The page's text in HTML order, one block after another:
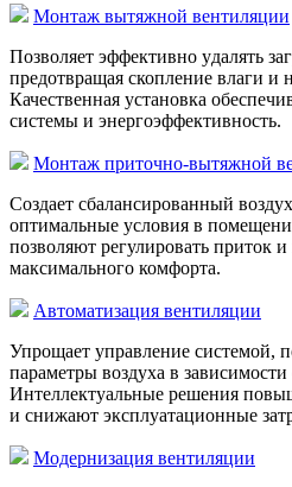
Монтаж вытяжной вентиляции
Позволяет эффективно удалять
предотвращая скопление влаги и
Качественная установка
системы и энергоэффективность.
Монтаж приточно-вытяжной
Создает сбалансированный
оптимальные условия в
позволяют регулировать приток
максимального комфорта.
Автоматизация вентиляции
Упрощает управление системой,
параметры воздуха в зависимости
Интеллектуальные решения
и снижают эксплуатационные
Модернизация вентиляции